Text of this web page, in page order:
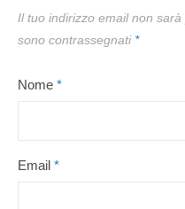
Il tuo indirizzo email non sarà
sono contrassegnati *
Nome *
Email *